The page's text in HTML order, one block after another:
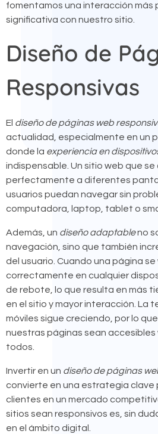
fomentamos una interacción más
significativa con nuestro sitio.
Diseño de
Responsivas
El diseño de páginas web
actualidad, especialmente en un
donde la experiencia en
indispensable. Un sitio web que
perfectamente a diferentes
usuarios puedan navegar sin
computadora, laptop, tablet o
Además, un diseño adaptableno
navegación, sino que también
del usuario. Cuando una página se
correctamente en cualquier
de rebote, lo que resulta en más
en el sitio y mayor interacción. La
móviles sigue creciendo, por lo
nuestras páginas sean accesibles
todos.
Invertir en un diseño de páginas
convierte en una estrategia clave
clientes en un mercado
sitios sean responsivos es, sin
en el ámbito digital.